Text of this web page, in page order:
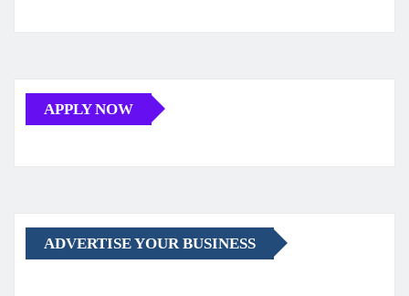
APPLY NOW
ADVERTISE YOUR BUSINESS